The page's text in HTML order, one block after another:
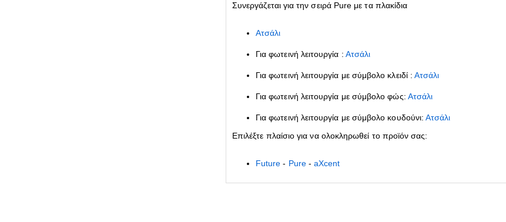
Συνεργάζεται για την σειρά Pure με τα πλακίδια
Ατσάλι
Για φωτεινή λειτουργία : Ατσάλι
Για φωτεινή λειτουργία με σύμβολο κλειδί :Ατσάλι
Για φωτεινή λειτουργία με σύμβολο φώς: Ατσάλι
Για φωτεινή λειτουργία με σύμβολο κουδούνι:Ατσάλι
Επιλέξτε πλαίσιο για να ολοκληρωθεί το προϊόν σας:
Future - Pure-aXcent